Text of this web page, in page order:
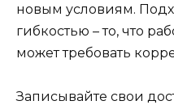
новым условиям.
гибкостью – то, что
может требовать
Записывайте свои